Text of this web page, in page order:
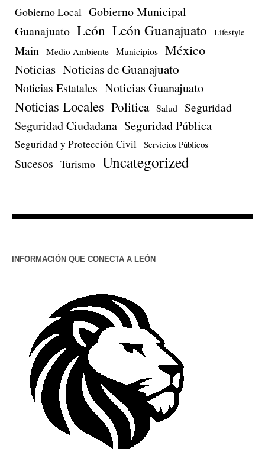
Gobierno Local Gobierno Municipal
Guanajuato León León Guanajuato Lifestyle
Main Medio Ambiente Municipios México
Noticias Noticias de Guanajuato
Noticias Estatales Noticias Guanajuato
Noticias Locales Politica Salud Seguridad
Seguridad Ciudadana Seguridad Pública
Seguridad y Protección Civil Servicios Públicos
Sucesos Turismo Uncategorized
INFORMACIÓN QUE CONECTA A LEÓN